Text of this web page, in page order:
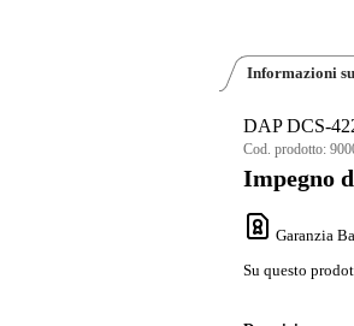
Informazioni
DAP DCS-
Cod. prodotto:
Impegno
Garanzia
Su questo